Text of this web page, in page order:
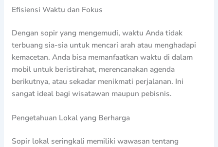
Efisiensi Waktu dan Fokus
Dengan sopir yang mengemudi, waktu Anda tidak
terbuang sia-sia untuk mencari arah atau menghadapi
kemacetan. Anda bisa memanfaatkan waktu di dalam
mobil untuk beristirahat, merencanakan agenda
berikutnya, atau sekadar menikmati perjalanan. Ini
sangat ideal bagi wisatawan maupun pebisnis.
Pengetahuan Lokal yang Berharga
Sopir lokal seringkali memiliki wawasan tentang